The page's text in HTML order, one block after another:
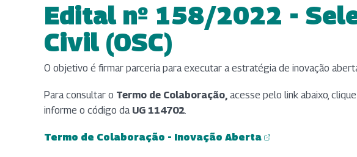
Edital nº 158/2022 -
Civil (OSC)
(abre em nova aba)
O objetivo é firmar parceria para executar a estratégia de inovação
Para consultar o Termo de Colaboração, acesse pelo link abaixo,
informe o código da UG 114702.
Termo de Colaboração - Inovação Aberta
(abre em nova aba)